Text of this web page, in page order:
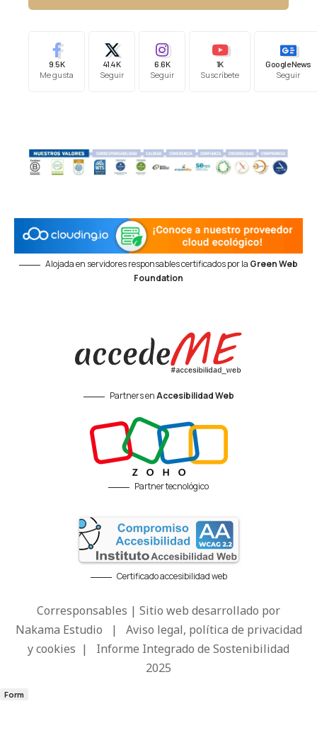
9.5K
Me gusta
41.4K
Seguir
6.6K
Seguir
1K
Suscríbete
Google News
Seguir
Alojada en servidores responsables certificados por la Green Web
Foundation
Partners enAccesibilidad Web
Partner tecnológico
Certificado accesibilidad web
Corresponsables | Sitio web desarrollado por
Nakama Estudio | Aviso legal, política de privacidad
y cookies | Informe Integrado de Sostenibilidad
2025
Form